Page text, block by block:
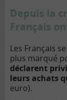
Depuis la
Français
Les Français
plus marqué
déclarent
leurs achats
euro).